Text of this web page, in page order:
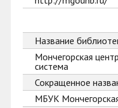
Название
Мончегорская
система
Сокращенное
МБУК